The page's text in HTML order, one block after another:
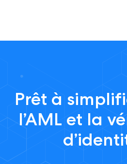
Prêt à
l’AML et la